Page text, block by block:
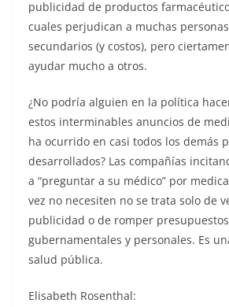
publicidad de productos
cuales perjudican a muchas
secundarios (y costos), pero
ayudar mucho a otros.
¿No podría alguien en la política
estos interminables anuncios de
ha ocurrido en casi todos los demás
desarrollados? Las compañías
a “preguntar a su médico” por
vez no necesiten no se trata solo de
publicidad o de romper presupuestos
gubernamentales y personales. Es
salud pública.
Elisabeth Rosenthal: